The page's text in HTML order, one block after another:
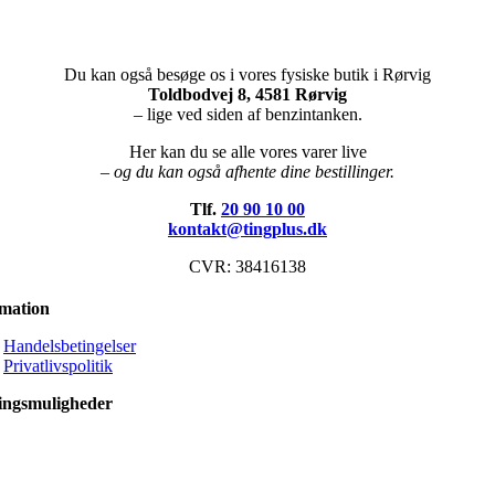
Du kan også besøge os i vores fysiske butik i Rørvig
Toldbodvej 8, 4581 Rørvig
– lige ved siden af benzintanken.
Her kan du se alle vores varer live
– og du kan også afhente dine bestillinger.
Tlf. 20 90 10 00
kontakt@tingplus.dk
CVR: 38416138
Handelsbetingelser
Privatlivspolitik